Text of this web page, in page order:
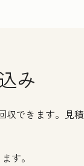
み
収できます。見積
す。